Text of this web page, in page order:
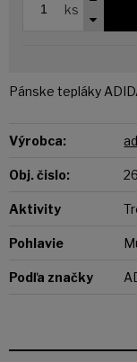
ks
Pánske tepláky
Výrobca:
Obj. čislo:
Aktivity
Pohlavie
Podľa značky